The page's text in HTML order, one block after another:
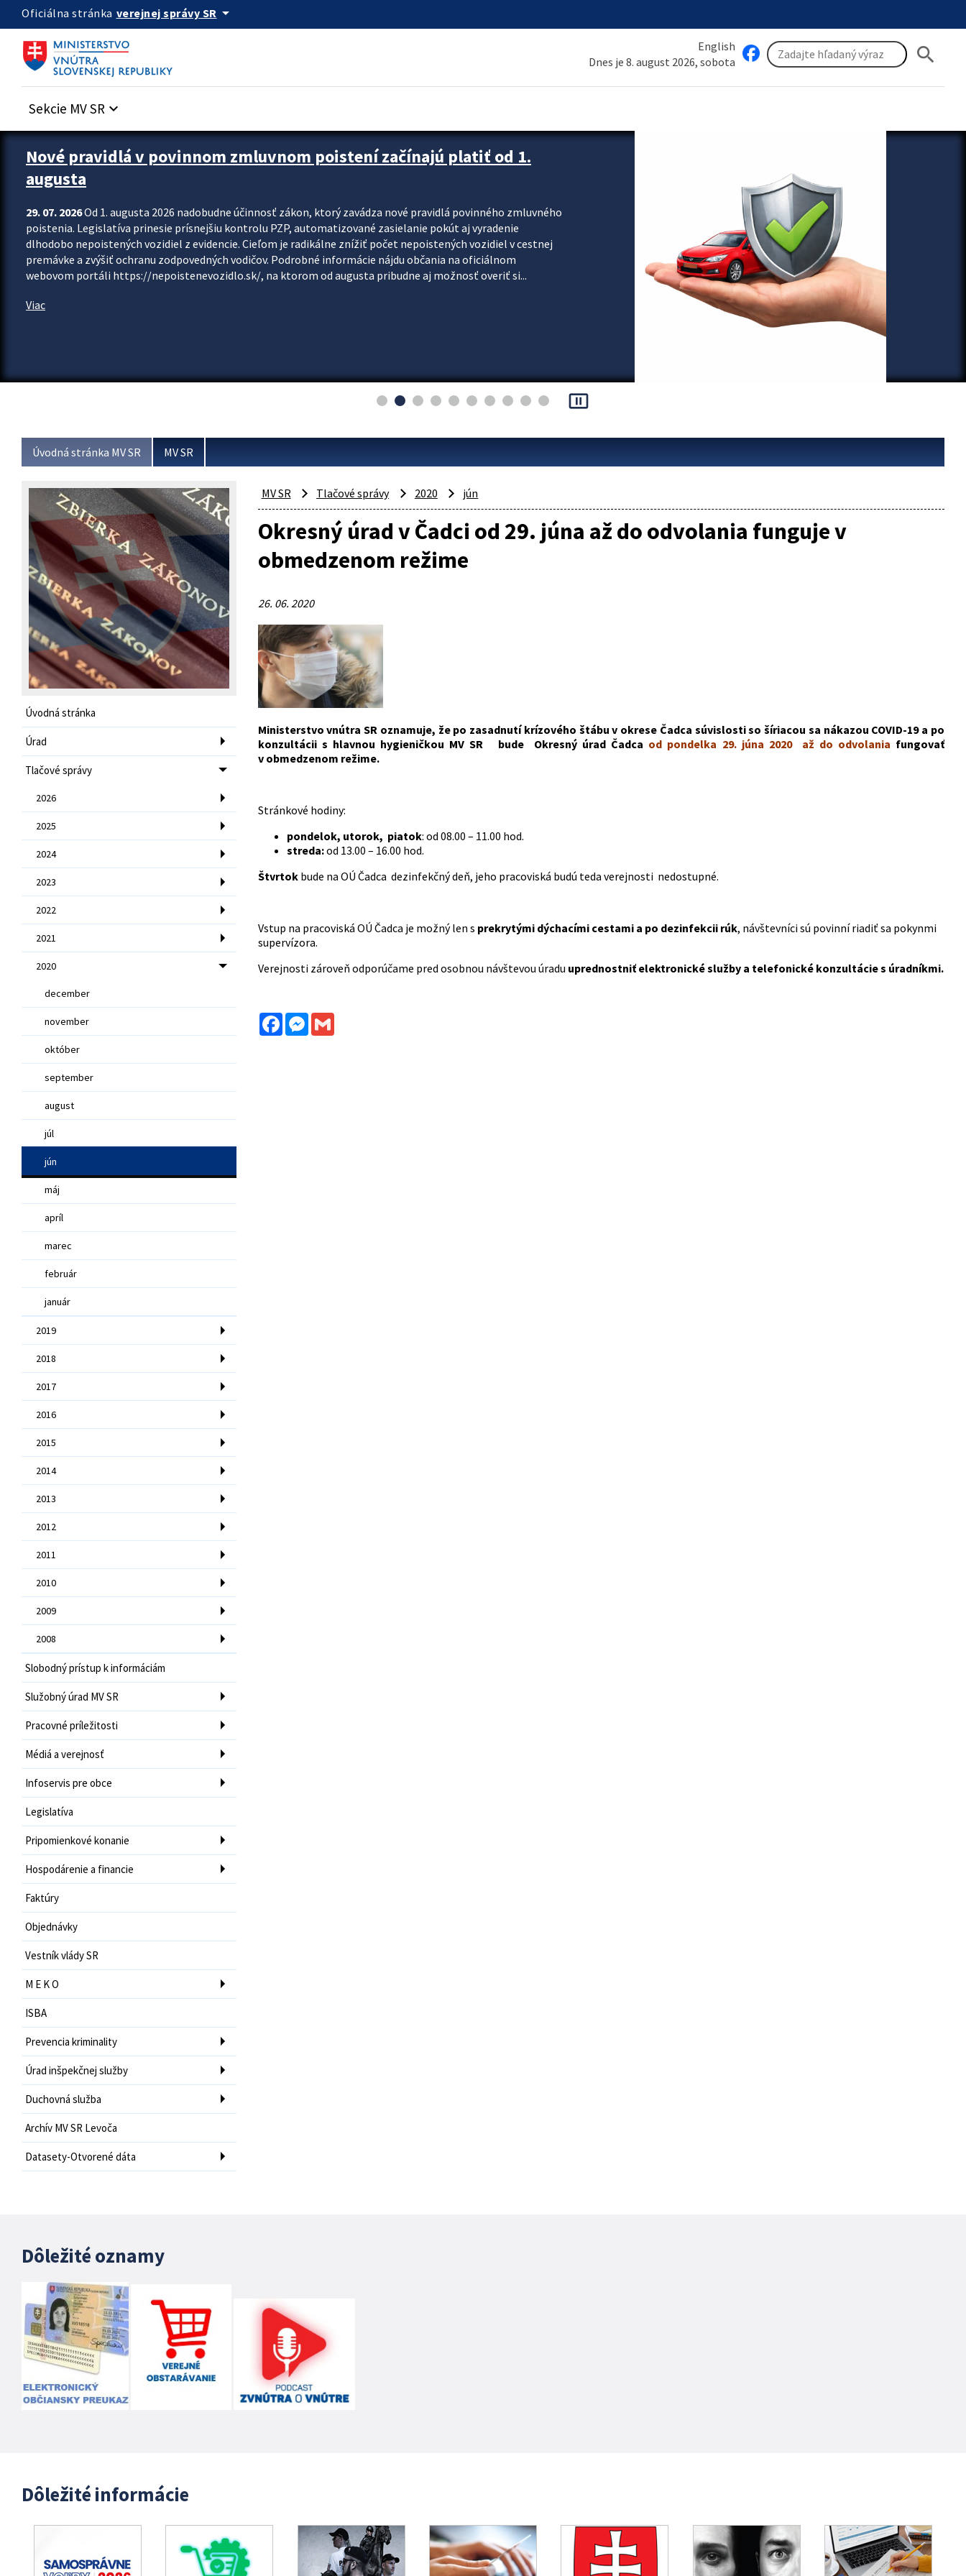
Preskocit na hlavný obsah
Oficiálna stránka verejnej správy SR arrow_drop_down
English
Dnes je 8. august 2026, sobota
search
Sekcie MV SR keyboard_arrow_down
Zastavit automatický posun upútavok
Nové pravidlá v povinnom zmluvnom poistení začínajú platiť od 1.
augusta
29. 07. 2026Od 1. augusta 2026 nadobudne účinnosť zákon, ktorý zavádza nové pravidlá povinného zmluvného
poistenia. Legislatíva prinesie prísnejšiu kontrolu PZP, automatizované zasielanie pokút aj vyradenie
dlhodobo nepoistených vozidiel z evidencie. Cieľom je radikálne znížiť počet nepoistených vozidiel v cestnej
premávke a zvýšiť ochranu zodpovedných vodičov. Podrobné informácie nájdu občania na oficiálnom
webovom portáli https://nepoistenevozidlo.sk/, na ktorom od augusta pribudne aj možnosť overiť si...
Viac
pause_presentation
Úvodná stránka MV SR MV SR
Úvodná stránka
Úrad
Tlačové správy
2026
2025
2024
2023
2022
2021
2020
december
november
október
september
august
júl
jún
máj
apríl
marec
február
január
2019
2018
2017
2016
2015
2014
2013
2012
2011
2010
2009
2008
Slobodný prístup k informáciám
Služobný úrad MV SR
Pracovné príležitosti
Médiá a verejnosť
Infoservis pre obce
Legislatíva
Pripomienkové konanie
Hospodárenie a financie
Faktúry
Objednávky
Vestník vlády SR
M E K O
ISBA
Prevencia kriminality
Úrad inšpekčnej služby
Duchovná služba
Archív MV SR Levoča
Datasety-Otvorené dáta
MV SR Tlačové správy 2020 jún
Okresný úrad v Čadci od 29. júna až do odvolania funguje v
obmedzenom režime
26. 06. 2020
Ministerstvo vnútra SR oznamuje, že po zasadnutí krízového štábu v okrese Čadca súvislosti so šíriacou sa nákazou COVID-19 a po
konzultácii s hlavnou hygieničkou MV SR bude Okresný úrad Čadca od pondelka 29. júna 2020 až do odvolania fungovať
v obmedzenom režime.
Stránkové hodiny:
pondelok, utorok, piatok: od 08.00 – 11.00 hod.
streda:od 13.00 – 16.00 hod.
Štvrtokbude na OÚ Čadca dezinfekčný deň, jeho pracoviská budú teda verejnosti nedostupné.
Vstup na pracoviská OÚ Čadca je možný len s prekrytými dýchacími cestami a po dezinfekcii rúk, návštevníci sú povinní riadiť sa pokynmi
supervízora.
Verejnosti zároveň odporúčame pred osobnou návštevou úradu uprednostniť elektronické služby a telefonické konzultácie s úradníkmi.
FacebookMessenger
Gmail
Dôležité oznamy
Dôležité informácie